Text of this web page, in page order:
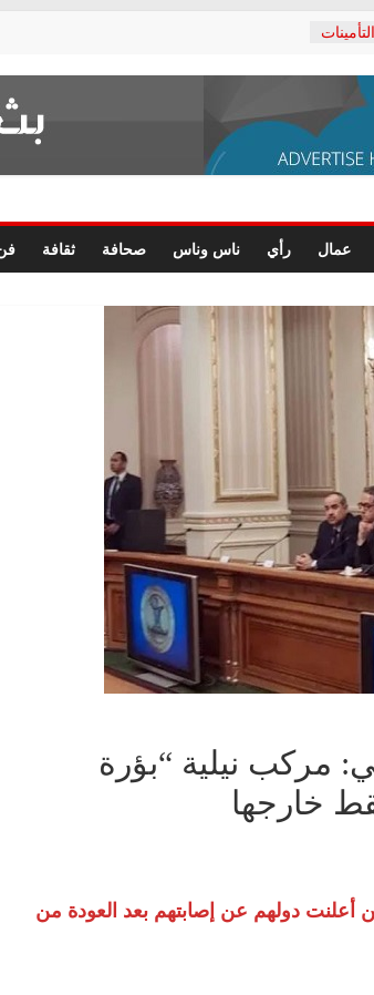
بكشف
إلى
أعمال
ويؤكد:
عمال رأي ناس وناس صحافة ثقافة
مدبولي: مركب نيلية “بؤرة
أعلنت دولهم عن إصابتهم بعد العودة من